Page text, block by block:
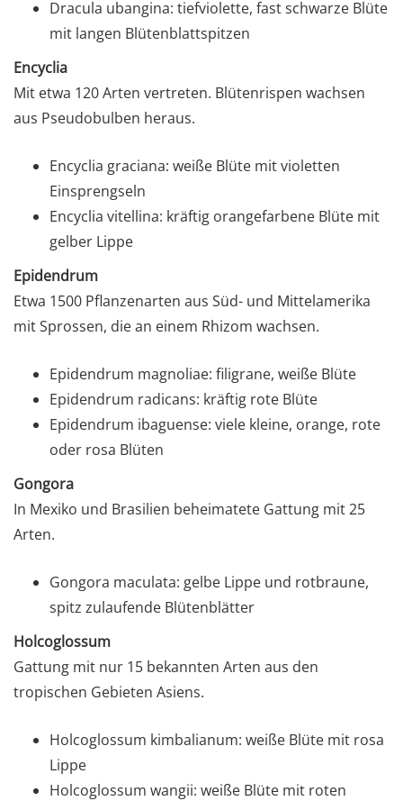
Dracula ubangina: tiefviolette, fast schwarze Blüte
mit langen Blütenblattspitzen
Encyclia
Mit etwa 120 Arten vertreten. Blütenrispen wachsen
aus Pseudobulben heraus.
Encyclia graciana: weiße Blüte mit violetten
Einsprengseln
Encyclia vitellina: kräftig orangefarbene Blüte mit
gelber Lippe
Epidendrum
Etwa 1500 Pflanzenarten aus Süd- und Mittelamerika
mit Sprossen, die an einem Rhizom wachsen.
Epidendrum magnoliae: filigrane, weiße Blüte
Epidendrum radicans: kräftig rote Blüte
Epidendrum ibaguense: viele kleine, orange, rote
oder rosa Blüten
Gongora
In Mexiko und Brasilien beheimatete Gattung mit 25
Arten.
Gongora maculata: gelbe Lippe und rotbraune,
spitz zulaufende Blütenblätter
Holcoglossum
Gattung mit nur 15 bekannten Arten aus den
tropischen Gebieten Asiens.
Holcoglossum kimbalianum: weiße Blüte mit rosa
Lippe
Holcoglossum wangii: weiße Blüte mit roten